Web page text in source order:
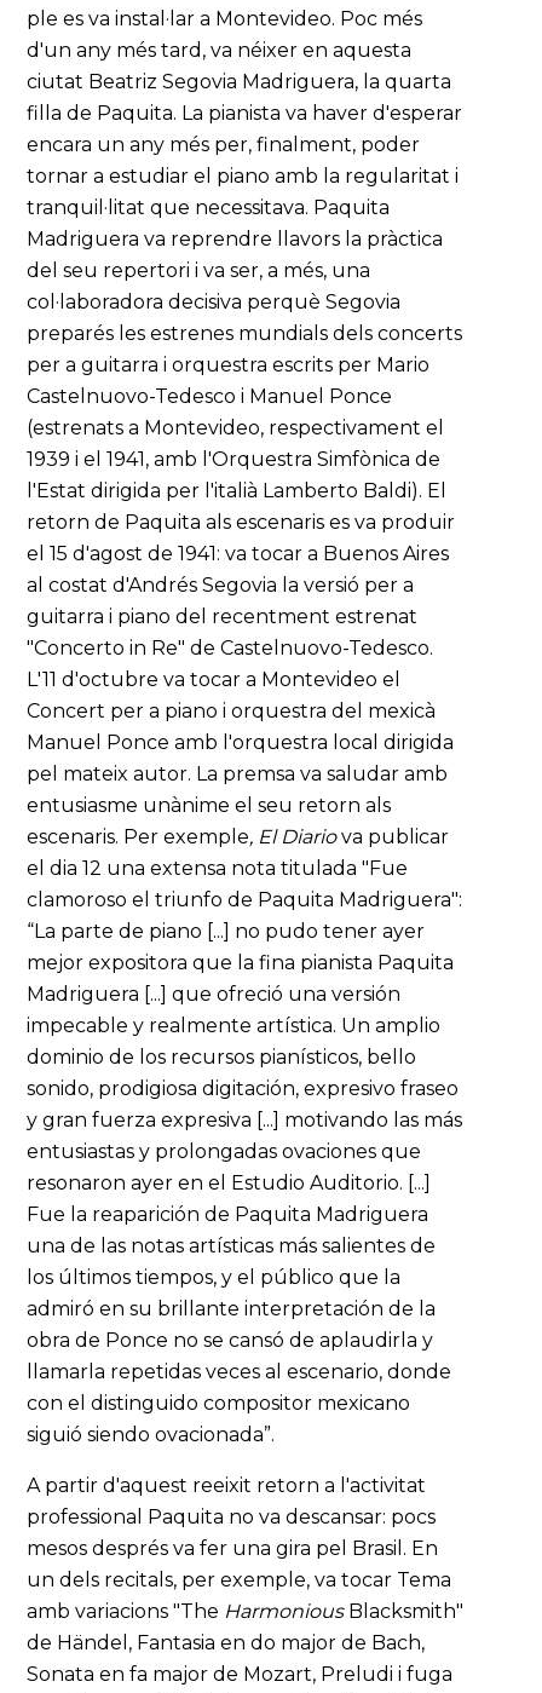
ple es va instal·lar a Montevideo. Poc més
d'un any més tard, va néixer en aquesta
ciutat Beatriz Segovia Madriguera, la quarta
filla de Paquita. La pianista va haver d'esperar
encara un any més per, finalment, poder
tornar a estudiar el piano amb la regularitat i
tranquil·litat que necessitava. Paquita
Madriguera va reprendre llavors la pràctica
del seu repertori i va ser, a més, una
col·laboradora decisiva perquè Segovia
preparés les estrenes mundials dels concerts
per a guitarra i orquestra escrits per Mario
Castelnuovo-Tedesco i Manuel Ponce
(estrenats a Montevideo, respectivament el
1939 i el 1941, amb l'Orquestra Simfònica de
l'Estat dirigida per l'italià Lamberto Baldi). El
retorn de Paquita als escenaris es va produir
el 15 d'agost de 1941: va tocar a Buenos Aires
al costat d'Andrés Segovia la versió per a
guitarra i piano del recentment estrenat
"Concerto in Re" de Castelnuovo-Tedesco.
L'11 d'octubre va tocar a Montevideo el
Concert per a piano i orquestra del mexicà
Manuel Ponce amb l'orquestra local dirigida
pel mateix autor. La premsa va saludar amb
entusiasme unànime el seu retorn als
escenaris. Per exemple, El Diariova publicar
el dia 12 una extensa nota titulada "Fue
clamoroso el triunfo de Paquita Madriguera":
“La parte de piano [...] no pudo tener ayer
mejor expositora que la fina pianista Paquita
Madriguera [...] que ofreció una versión
impecable y realmente artística. Un amplio
dominio de los recursos pianísticos, bello
sonido, prodigiosa digitación, expresivo fraseo
y gran fuerza expresiva [...] motivando las más
entusiastas y prolongadas ovaciones que
resonaron ayer en el Estudio Auditorio. [...]
Fue la reaparición de Paquita Madriguera
una de las notas artísticas más salientes de
los últimos tiempos, y el público que la
admiró en su brillante interpretación de la
obra de Ponce no se cansó de aplaudirla y
llamarla repetidas veces al escenario, donde
con el distinguido compositor mexicano
siguió siendo ovacionada”.
A partir d'aquest reeixit retorn a l'activitat
professional Paquita no va descansar: pocs
mesos després va fer una gira pel Brasil. En
un dels recitals, per exemple, va tocar Tema
amb variacions "The HarmoniousBlacksmith"
de Händel, Fantasia en do major de Bach,
Sonata en fa major de Mozart, Preludi i fuga